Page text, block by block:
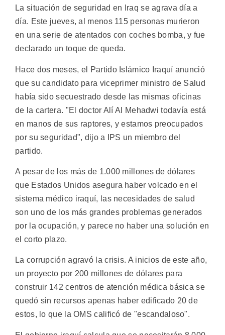
La situación de seguridad en Iraq se agrava día a
día. Este jueves, al menos 115 personas murieron
en una serie de atentados con coches bomba, y fue
declarado un toque de queda.
Hace dos meses, el Partido Islámico Iraquí anunció
que su candidato para viceprimer ministro de Salud
había sido secuestrado desde las mismas oficinas
de la cartera. "El doctor Alí Al Mehadwi todavía está
en manos de sus raptores, y estamos preocupados
por su seguridad", dijo a IPS un miembro del
partido.
A pesar de los más de 1.000 millones de dólares
que Estados Unidos asegura haber volcado en el
sistema médico iraquí, las necesidades de salud
son uno de los más grandes problemas generados
por la ocupación, y parece no haber una solución en
el corto plazo.
La corrupción agravó la crisis. A inicios de este año,
un proyecto por 200 millones de dólares para
construir 142 centros de atención médica básica se
quedó sin recursos apenas haber edificado 20 de
estos, lo que la OMS calificó de "escandaloso".